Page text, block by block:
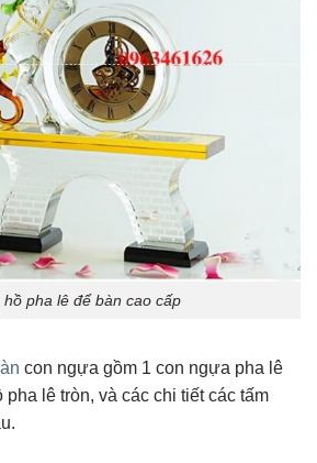
pha lê để bàn cao cấp
con ngựa gồm 1 con ngựa pha lê
pha lê tròn, và các chi tiết các tấm